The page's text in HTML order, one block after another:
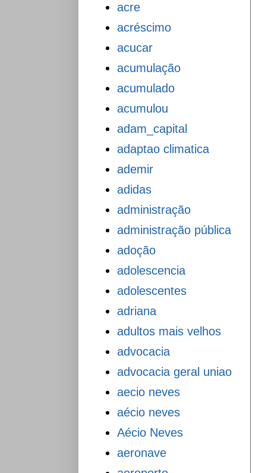
acre
acréscimo
acucar
acumulação
acumulado
acumulou
adam_capital
adaptao climatica
ademir
adidas
administração
administração pública
adoção
adolescencia
adolescentes
adriana
adultos mais velhos
advocacia
advocacia geral uniao
aecio neves
aécio neves
Aécio Neves
aeronave